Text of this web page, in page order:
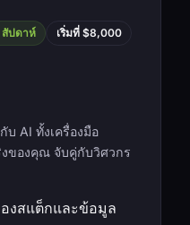
สัปดาห์ เริ่มที่ $8,000
AI ทั้งเครื่องมือ
ของคุณ จับคู่กับวิศวกร
งสแต็กและข้อมูล